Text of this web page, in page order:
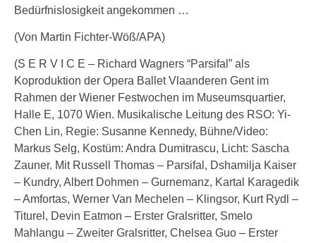
Bedürfnislosigkeit angekommen …
(Von Martin Fichter-Wöß/APA)
(S E R V I C E – Richard Wagners “Parsifal” als
Koproduktion der Opera Ballet Vlaanderen Gent im
Rahmen der Wiener Festwochen im Museumsquartier,
Halle E, 1070 Wien. Musikalische Leitung des RSO: Yi-
Chen Lin, Regie: Susanne Kennedy, Bühne/Video:
Markus Selg, Kostüm: Andra Dumitrascu, Licht: Sascha
Zauner. Mit Russell Thomas – Parsifal, Dshamilja Kaiser
– Kundry, Albert Dohmen – Gurnemanz, Kartal Karagedik
– Amfortas, Werner Van Mechelen – Klingsor, Kurt Rydl –
Titurel, Devin Eatmon – Erster Gralsritter, Smelo
Mahlangu – Zweiter Gralsritter, Chelsea Guo – Erster